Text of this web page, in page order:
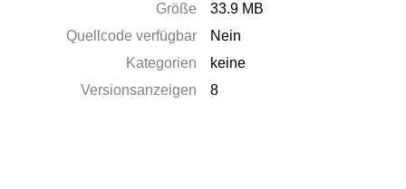
Größe
33.9 MB
Quellcode verfügbar
Nein
Kategorien
keine
Versionsanzeigen
8